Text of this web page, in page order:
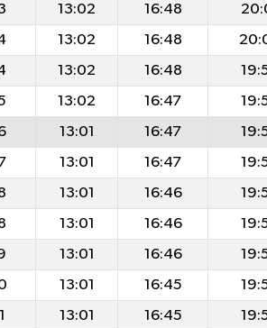
13:02 16:48
13:02 16:48
13:02 16:48
13:02 16:47
13:01 16:47
13:01 16:47
13:01 16:46
13:01 16:46
13:01 16:46
13:01 16:45
13:01 16:45